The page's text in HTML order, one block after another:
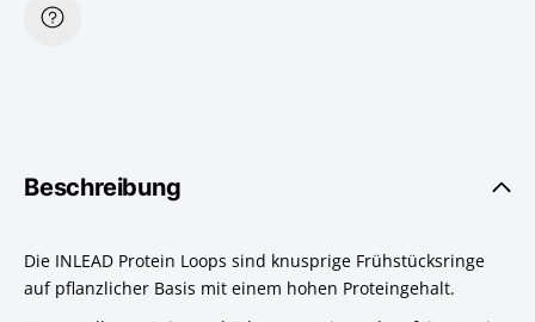
Beschreibung
Die INLEAD Protein Loops sind knusprige Frühstücksringe
auf pflanzlicher Basis mit einem hohen Proteingehalt.